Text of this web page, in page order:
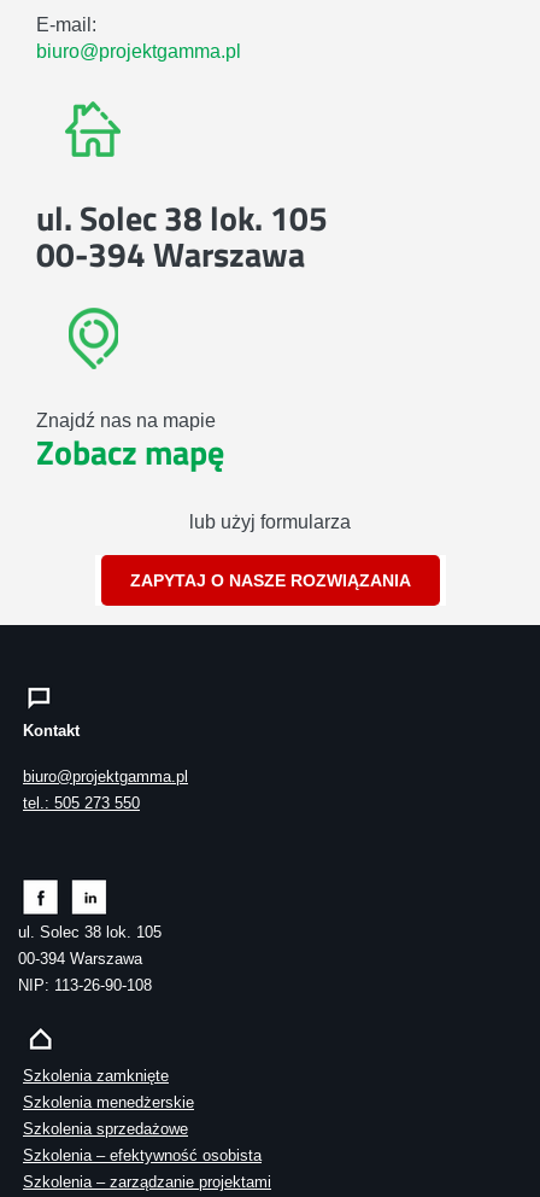
E-mail:
biuro@projektgamma.pl
ul. Solec 38 lok. 105
00-394 Warszawa
Znajdź nas na mapie
Zobacz mapę
lub użyj formularza
ZAPYTAJ O NASZE ROZWIĄZANIA
Kontakt
biuro@projektgamma.pl
tel.: 505 273 550
ul. Solec 38 lok. 105
00-394 Warszawa
NIP: 113-26-90-108
Szkolenia zamknięte
Szkolenia menedżerskie
Szkolenia sprzedażowe
Szkolenia – efektywność osobista
Szkolenia – zarządzanie projektami